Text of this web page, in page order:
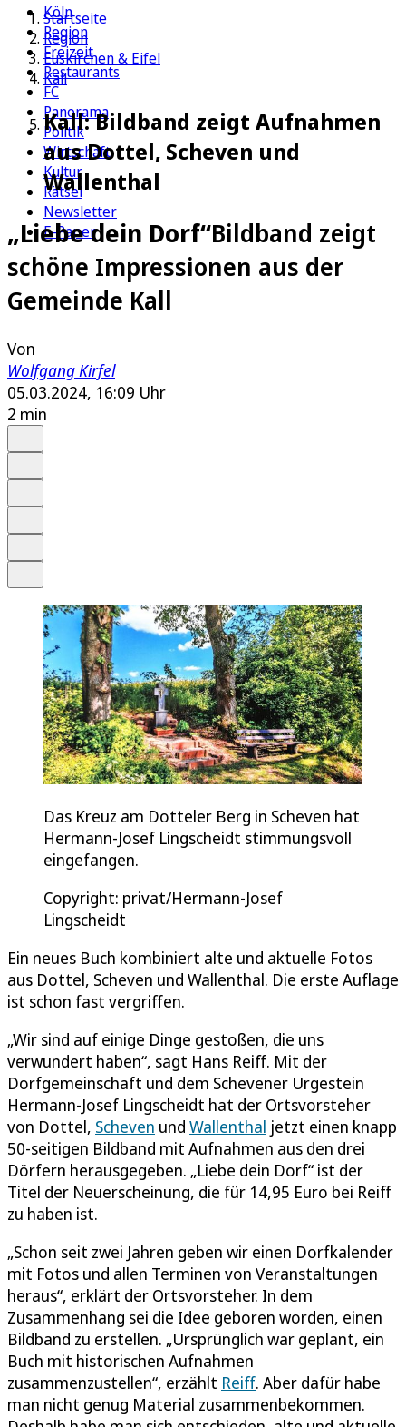
Köln
Region
Freizeit
Restaurants
FC
Panorama
Politik
Wirtschaft
Kultur
Rätsel
Newsletter
E-Paper
Startseite
Region
Euskirchen & Eifel
Kall
Kall: Bildband zeigt Aufnahmen
aus Dottel, Scheven und
Wallenthal
„Liebe dein Dorf“Bildband zeigt
schöne Impressionen aus der
Gemeinde Kall
Von
Wolfgang Kirfel
05.03.2024, 16:09 Uhr
2 min
Das Kreuz am Dotteler Berg in Scheven hat
Hermann-Josef Lingscheidt stimmungsvoll
eingefangen.
Copyright: privat/Hermann-Josef
Lingscheidt
Ein neues Buch kombiniert alte und aktuelle Fotos
aus Dottel, Scheven und Wallenthal. Die erste Auflage
ist schon fast vergriffen.
„Wir sind auf einige Dinge gestoßen, die uns
verwundert haben“, sagt Hans Reiff. Mit der
Dorfgemeinschaft und dem Schevener Urgestein
Hermann-Josef Lingscheidt hat der Ortsvorsteher
von Dottel, Scheven und Wallenthal jetzt einen knapp
50-seitigen Bildband mit Aufnahmen aus den drei
Dörfern herausgegeben. „Liebe dein Dorf“ ist der
Titel der Neuerscheinung, die für 14,95 Euro bei Reiff
zu haben ist.
„Schon seit zwei Jahren geben wir einen Dorfkalender
mit Fotos und allen Terminen von Veranstaltungen
heraus“, erklärt der Ortsvorsteher. In dem
Zusammenhang sei die Idee geboren worden, einen
Bildband zu erstellen. „Ursprünglich war geplant, ein
Buch mit historischen Aufnahmen
zusammenzustellen“, erzählt Reiff. Aber dafür habe
man nicht genug Material zusammenbekommen.